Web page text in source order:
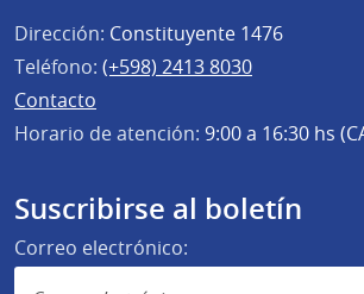
Dirección: Constituyente 1476
Teléfono: (+598) 2413 8030
Contacto
Horario de atención: 9:00 a 16:30 hs
Suscribirse al boletín
Correo electrónico: